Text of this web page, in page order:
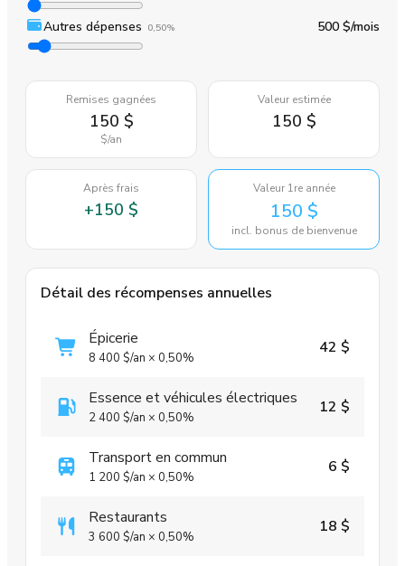
Autres dépenses 0,50% 500 $/mois
Remises gagnées
150 $
$/an
Valeur estimée
150 $
Après frais
+150 $
Valeur 1re année
150 $
incl. bonus de bienvenue
Détail des récompenses annuelles
Épicerie
8 400 $/an × 0,50%
42 $
Essence et véhicules électriques
2 400 $/an × 0,50%
12 $
Transport en commun
1 200 $/an × 0,50%
6 $
Restaurants
3 600 $/an × 0,50%
18 $